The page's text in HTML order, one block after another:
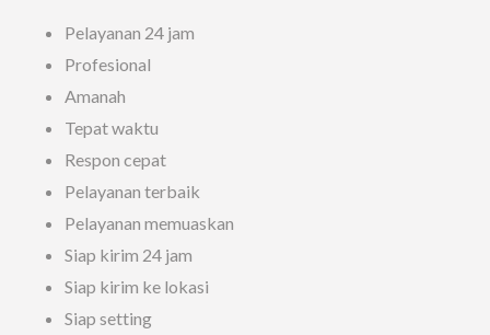
Pelayanan 24 jam
Profesional
Amanah
Tepat waktu
Respon cepat
Pelayanan terbaik
Pelayanan memuaskan
Siap kirim 24 jam
Siap kirim ke lokasi
Siap setting